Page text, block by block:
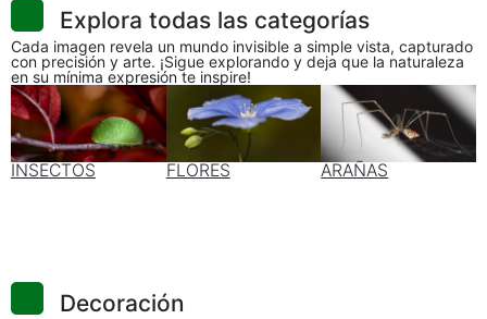
Explora todas las categorías
Cada imagen revela un mundo invisible a simple vista, capturado
con precisión y arte. ¡Sigue explorando y deja que la naturaleza
en su mínima expresión te inspire!
INSECTOS FLORES ARAÑAS
Decoración